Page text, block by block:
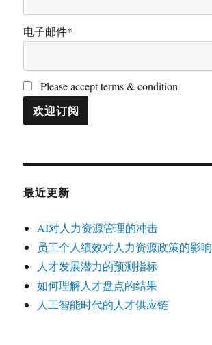
电子邮件*
Please accept terms & condition
最近更新
AI对人力资源管理的冲击
员工个人绩效对人力资源政策的影响
人才发展潜力的预测指标
如何理解人才盘点的结果
人工智能时代的人才供应链